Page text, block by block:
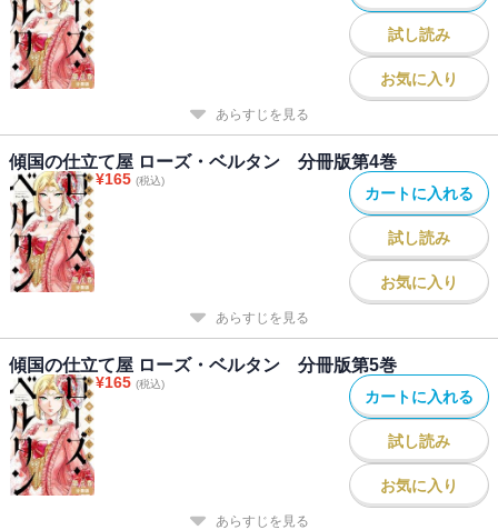
試し読み
お気に入り
あらすじを見る
傾国の仕立て屋 ローズ・ベルタン 分冊版第4巻
¥165 (税込)
カートに入れる
試し読み
お気に入り
あらすじを見る
傾国の仕立て屋 ローズ・ベルタン 分冊版第5巻
¥165 (税込)
カートに入れる
試し読み
お気に入り
あらすじを見る